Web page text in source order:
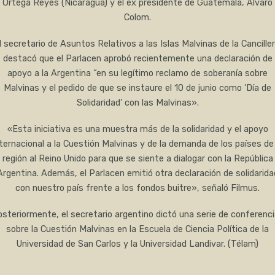
Ortega Reyes (Nicaragua) y el ex presidente de Guatemala, Álvaro
Colom.
secretario de Asuntos Relativos a las Islas Malvinas de la
destacó que el Parlacen aprobó recientemente una declaración de
apoyo a la Argentina “en su legítimo reclamo de soberanía sobre
Malvinas y el pedido de que se instaure el 10 de junio como ‘Día de
Solidaridad’ con las Malvinas».
«Esta iniciativa es una muestra más de la solidaridad y el apoyo
a la Cuestión Malvinas y de la demanda de los países de
región al Reino Unido para que se siente a dialogar con la República
Además, el Parlacen emitió otra declaración de
con nuestro país frente a los fondos buitre», señaló Filmus.
el secretario argentino dictó una serie de
sobre la Cuestión Malvinas en la Escuela de Ciencia Política de la
Universidad de San Carlos y la Universidad Landivar. (Télam)